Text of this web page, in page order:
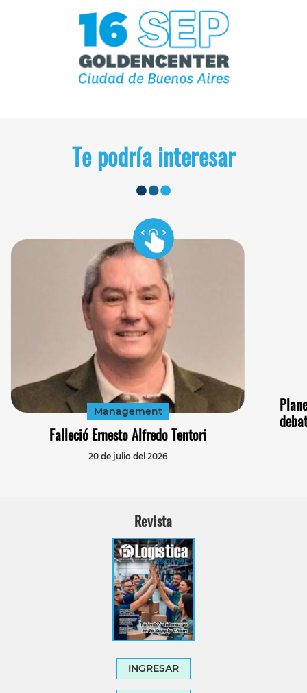
Te podría interesar
Management
Falleció Ernesto Alfredo Tentori
20 de julio del 2026
Revista
INGRESAR